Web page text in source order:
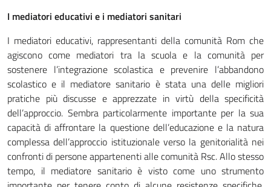
I mediatori educativi e i mediatori sanitari
I mediatori educativi, rappresentanti della comunità Rom che
agiscono come mediatori tra la scuola e la comunità per
sostenere l’integrazione scolastica e prevenire l’abbandono
scolastico e il mediatore sanitario è stata una delle migliori
pratiche più discusse e apprezzate in virtù della specificità
dell’approccio. Sembra particolarmente importante per la sua
capacità di affrontare la questione dell’educazione e la natura
complessa dell’approccio istituzionale verso la genitorialità nei
confronti di persone appartenenti alle comunità Rsc. Allo stesso
tempo, il mediatore sanitario è visto come uno strumento